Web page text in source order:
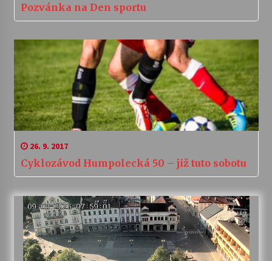
Pozvánka na Den sportu
26. 9. 2017
Cyklozávod Humpolecká 50 – již tuto sobotu